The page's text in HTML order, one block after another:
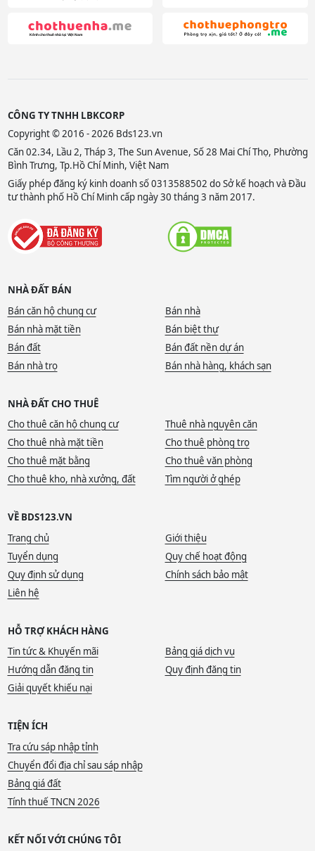
CÔNG TY TNHH LBKCORP
Copyright © 2016 - 2026 Bds123.vn
Căn 02.34, Lầu 2, Tháp 3, The Sun Avenue, Số 28 Mai Chí Thọ, Phường
Bình Trưng, Tp.Hồ Chí Minh, Việt Nam
Giấy phép đăng ký kinh doanh số 0313588502 do Sở kế hoạch và Đầu
tư thành phố Hồ Chí Minh cấp ngày 30 tháng 3 năm 2017.
NHÀ ĐẤT BÁN
Bán căn hộ chung cư
Bán nhà
Bán nhà mặt tiền
Bán biệt thự
Bán đất
Bán đất nền dự án
Bán nhà trọ
Bán nhà hàng, khách sạn
NHÀ ĐẤT CHO THUÊ
Cho thuê căn hộ chung cư
Thuê nhà nguyên căn
Cho thuê nhà mặt tiền
Cho thuê phòng trọ
Cho thuê mặt bằng
Cho thuê văn phòng
Cho thuê kho, nhà xưởng, đất
Tìm người ở ghép
VỀ BDS123.VN
Trang chủ
Giới thiệu
Tuyển dụng
Quy chế hoạt động
Quy định sử dụng
Chính sách bảo mật
Liên hệ
HỖ TRỢ KHÁCH HÀNG
Tin tức & Khuyến mãi
Bảng giá dịch vụ
Hướng dẫn đăng tin
Quy định đăng tin
Giải quyết khiếu nại
TIỆN ÍCH
Tra cứu sáp nhập tỉnh
Chuyển đổi địa chỉ sau sáp nhập
Bảng giá đất
Tính thuế TNCN 2026
KẾT NỐI VỚI CHÚNG TÔI